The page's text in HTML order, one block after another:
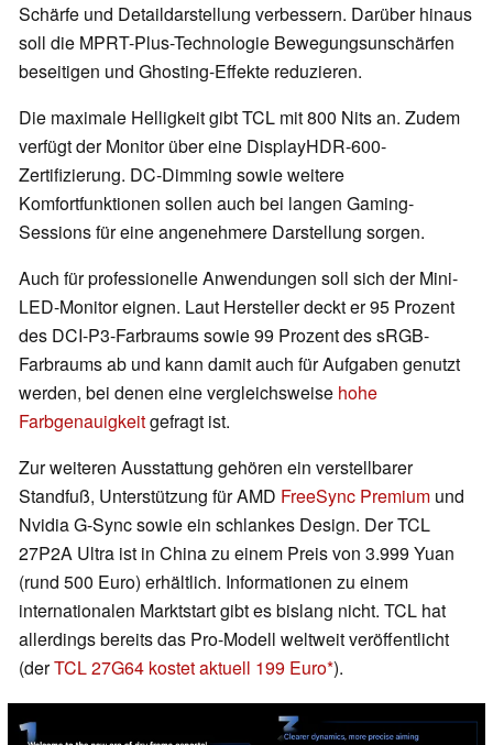
Schärfe und Detaildarstellung verbessern. Darüber hinaus
soll die MPRT-Plus-Technologie Bewegungsunschärfen
beseitigen und Ghosting-Effekte reduzieren.
Die maximale Helligkeit gibt TCL mit 800 Nits an. Zudem
verfügt der Monitor über eine DisplayHDR-600-
Zertifizierung. DC-Dimming sowie weitere
Komfortfunktionen sollen auch bei langen Gaming-
Sessions für eine angenehmere Darstellung sorgen.
Auch für professionelle Anwendungen soll sich der Mini-
LED-Monitor eignen. Laut Hersteller deckt er 95 Prozent
des DCI-P3-Farbraums sowie 99 Prozent des sRGB-
Farbraums ab und kann damit auch für Aufgaben genutzt
werden, bei denen eine vergleichsweise hohe
Farbgenauigkeitgefragt ist.
Zur weiteren Ausstattung gehören ein verstellbarer
Standfuß, Unterstützung für AMD FreeSync Premium und
Nvidia G-Sync sowie ein schlankes Design. Der TCL
27P2A Ultra ist in China zu einem Preis von 3.999 Yuan
(rund 500 Euro) erhältlich. Informationen zu einem
internationalen Marktstart gibt es bislang nicht. TCL hat
allerdings bereits das Pro-Modell weltweit veröffentlicht
(derTCL 27G64 kostet aktuell 199 Euro ).